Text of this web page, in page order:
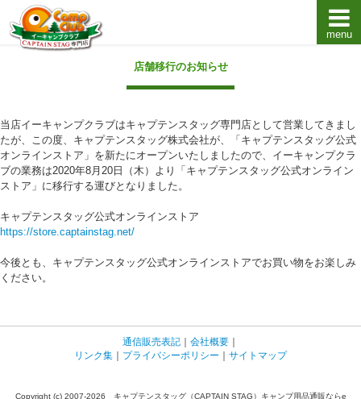
キャプテンスタッグキャンプ用品通販店【eキャンプ
menu
店舗移行のお知らせ
当店イーキャンプクラブはキャプテンスタッグ専門店として営業してきまし
たが、この度、キャプテンスタッグ株式会社が、「キャプテンスタッグ公式
オンラインストア」を新たにオープンいたしましたので、イーキャンプクラ
ブの業務は2020年8月20日（木）より「キャプテンスタッグ公式オンライン
ストア」に移行する運びとなりました。
キャプテンスタッグ公式オンラインストア
https://store.captainstag.net/
今後とも、キャプテンスタッグ公式オンラインストアでお買い物をお楽しみ
ください。
通信販売表記 ｜ 会社概要 ｜
リンク集 ｜ プライバシーポリシー ｜ サイトマップ
Copyright (c) 2007-2026 キャプテンスタッグ（CAPTAIN STAG）キャンプ用品通販ならe